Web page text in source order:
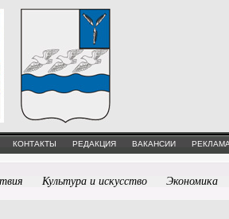
КОНТАКТЫ РЕДАКЦИЯ ВАКАНСИИ
Культура и искусство Экономика